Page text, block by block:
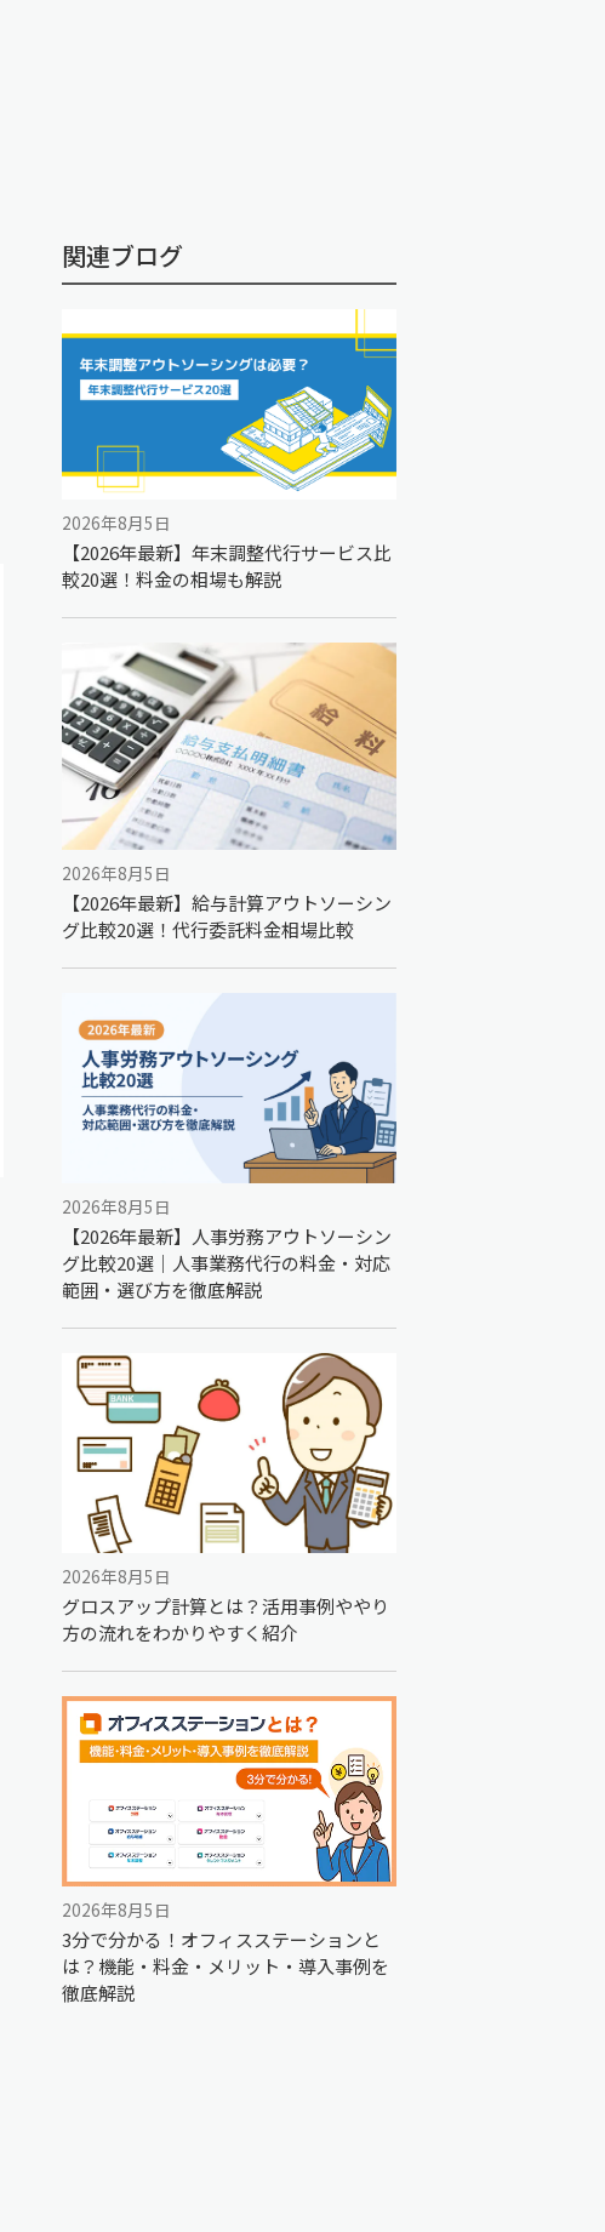
関連ブログ
2026年8月5日
【2026年最新】年末調整代行サービス比
較20選！料金の相場も解説
2026年8月5日
【2026年最新】給与計算アウトソーシン
グ比較20選！代行委託料金相場比較
2026年8月5日
【2026年最新】人事労務アウトソーシン
グ比較20選｜人事業務代行の料金・対応
範囲・選び方を徹底解説
2026年8月5日
グロスアップ計算とは？活用事例ややり
方の流れをわかりやすく紹介
2026年8月5日
3分で分かる！オフィスステーションと
は？機能・料金・メリット・導入事例を
徹底解説